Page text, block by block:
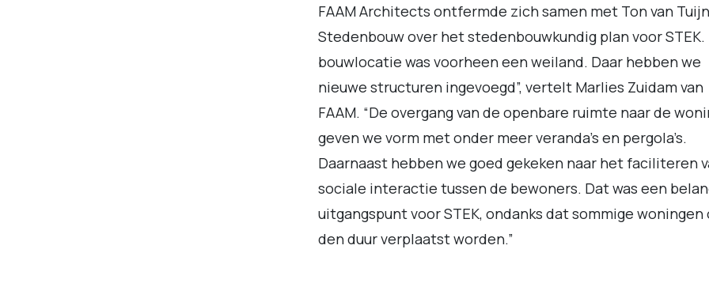
FAAM Architects ontfermde zich samen met Ton van Tuijn
Stedenbouw over het stedenbouwkundig plan voor STEK.
bouwlocatie was voorheen een weiland. Daar hebben we
nieuwe structuren ingevoegd”, vertelt Marlies Zuidam van
FAAM. “De overgang van de openbare ruimte naar de
geven we vorm met onder meer veranda’s en pergola’s.
Daarnaast hebben we goed gekeken naar het faciliteren
sociale interactie tussen de bewoners. Dat was een
uitgangspunt voor STEK, ondanks dat sommige woningen
den duur verplaatst worden.”